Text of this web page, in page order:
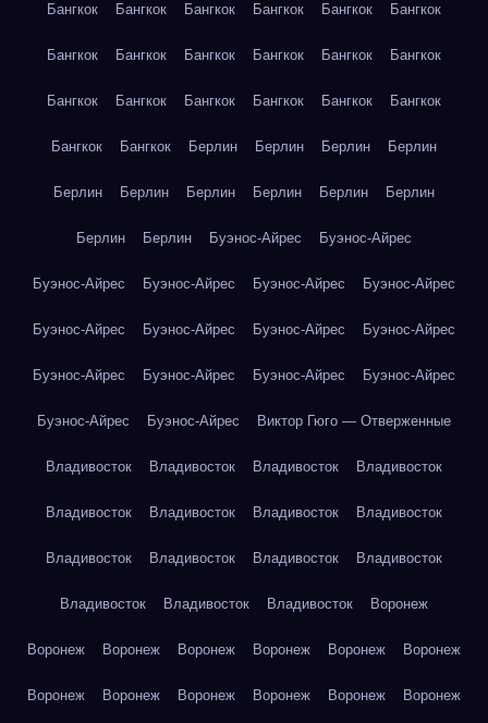
Бангкок Бангкок Бангкок Бангкок Бангкок Бангкок
Бангкок Бангкок Бангкок Бангкок Бангкок Бангкок
Бангкок Бангкок Бангкок Бангкок Бангкок Бангкок
Бангкок Бангкок Берлин Берлин Берлин Берлин
Берлин Берлин Берлин Берлин Берлин Берлин
Берлин Берлин Буэнос-Айрес Буэнос-Айрес
Буэнос-Айрес Буэнос-Айрес Буэнос-Айрес Буэнос-Айрес
Буэнос-Айрес Буэнос-Айрес Буэнос-Айрес Буэнос-Айрес
Буэнос-Айрес Буэнос-Айрес Буэнос-Айрес Буэнос-Айрес
Буэнос-Айрес Буэнос-Айрес Виктор Гюго — Отверженные
Владивосток Владивосток Владивосток Владивосток
Владивосток Владивосток Владивосток Владивосток
Владивосток Владивосток Владивосток Владивосток
Владивосток Владивосток Владивосток Воронеж
Воронеж Воронеж Воронеж Воронеж Воронеж Воронеж
Воронеж Воронеж Воронеж Воронеж Воронеж Воронеж